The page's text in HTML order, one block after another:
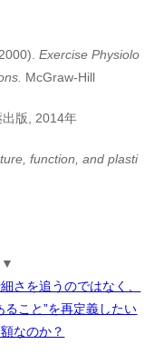
Exercise Physiolo
McGraw-Hill
版, 2014年
function, and plasti
さを追うのではなく、
こと”を再定義したい
なのか？